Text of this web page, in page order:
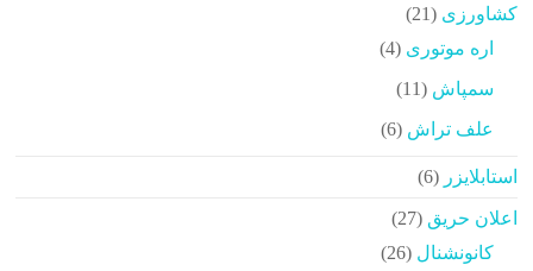
کشاورزی 21
21
محصولات اره موتوری 4
4
سمپاش 11
11
علف تراش 6
6
استابلایزر
6
6
اعلان حریق 27
27
محصولات
کانونشنال 26
26